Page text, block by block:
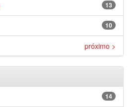
13
10
próximo >
14